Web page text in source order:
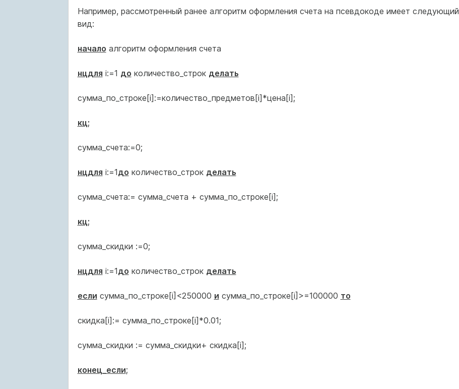
Например, рассмотренный ранее алгоритм оформления счета на псевдокоде имеет следующий
вид:
начало алгоритм оформления счета
нцдля i:=1 до количество_строк делать
сумма_по_строке[i]:=количество_предметов[i]*цена[i];
кц;
сумма_счета:=0;
нцдля i:=1до количество_строк делать
сумма_счета:= сумма_счета + сумма_по_строке[i];
кц;
сумма_скидки :=0;
нцдля i:=1до количество_строк делать
если сумма_по_строке[i]<250000 и сумма_по_строке[i]>=100000 то
скидка[i]:= сумма_по_строке[i]*0.01;
сумма_скидки := сумма_скидки+ скидка[i];
конец_если;